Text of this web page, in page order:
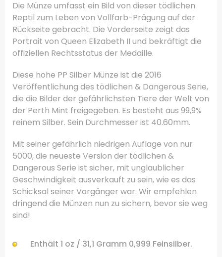
Die Münze umfasst ein Bild von dieser tödlichen
Reptil zum Leben von Vollfarb-Prägung auf der
Rückseite gebracht. Die Vorderseite zeigt das
Portrait von Queen Elizabeth II und bekräftigt die
offiziellen Rechtsstatus der Medaille.
Diese hohe PP Silber Münze ist die 2016
Veröffentlichung des tödlichen & Dangerous Serie,
die die Bilder der gefährlichsten Tiere der Welt von
der Perth Mint freigegeben. Es besteht aus 99,9%
reinem Silber. Sein Durchmesser ist 40.60mm.
Mit seiner gefährlich niedrigen Auflage von nur
5000, die neueste Version der tödlichen &
Dangerous Serie ist sicher, mit unglaublicher
Geschwindigkeit ausverkauft zu sein, wie es das
Schicksal seiner Vorgänger war. Wir empfehlen
dringend die Münzen nun zu sichern, bevor sie weg
sind!
Enthält 1 oz / 31,1 Gramm 0,999 Feinsilber.